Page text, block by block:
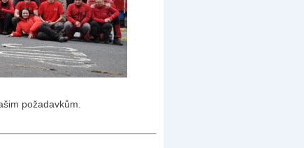
požadavkům.